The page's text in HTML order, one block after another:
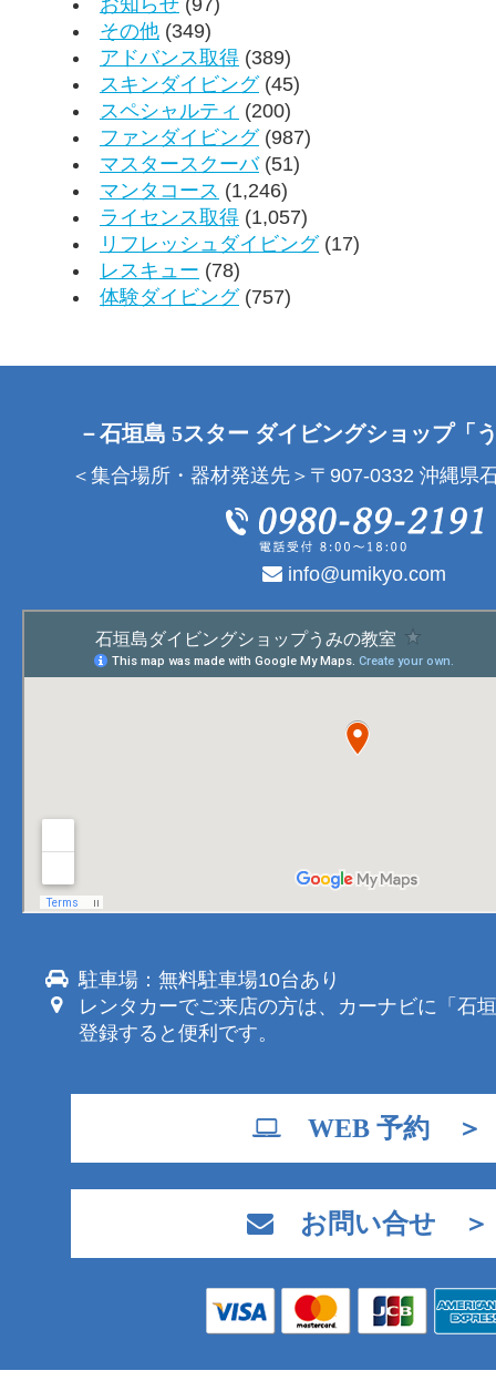
その他 (349)
アドバンス取得 (389)
スキンダイビング(45)
スペシャルティ (200)
ファンダイビング(987)
マスタースクーバ(51)
マンタコース (1,246)
ライセンス取得 (1,057)
リフレッシュダイビング(17)
レスキュー (78)
体験ダイビング(757)
－石垣島 5スター ダイビングショップ「
＜集合場所・器材発送先＞〒907-0332 沖縄県
info@umikyo.com
駐車場：無料駐車場10台あり
レンタカーでご来店の方は、カーナビに「石
登録すると便利です。
WEB 予約 ＞
お問い合せ ＞